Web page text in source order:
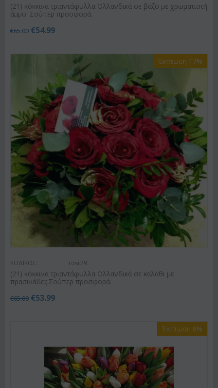
(21) κόκκινα τριαντάφυλλα Ολλανδικά σε βάζο με χρωματιστή
άμμο. Σούπερ προσφορά.
€65.00 €54.99
Έκπτωση 17%
ΚΩΔΙΚΟΣ: rosr29
(21) κόκκινα τριαντάφυλλα Ολλανδικά σε καλάθι με
πρασινάδες.Σούπερ προσφορά.
€65.00 €53.99
Έκπτωση 8%